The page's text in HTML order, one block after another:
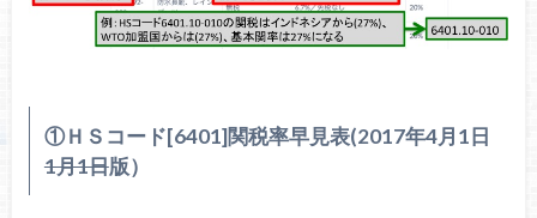
①ＨＳコード[6401]関税率早見表(2017年4月1日
1月1日版）